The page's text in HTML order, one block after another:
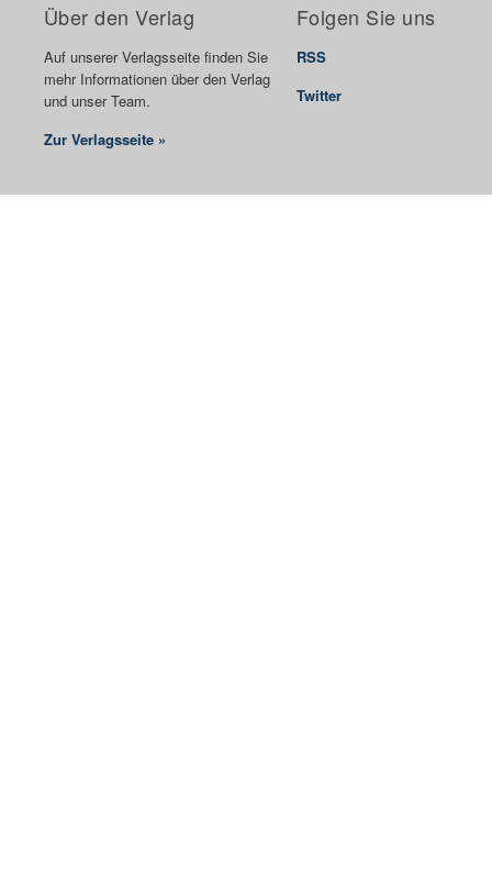
Über den Verlag
Auf unserer Verlagsseite finden Sie
mehr Informationen über den Verlag
und unser Team.
Zur Verlagsseite »
Folgen Sie uns
RSS
Twitter